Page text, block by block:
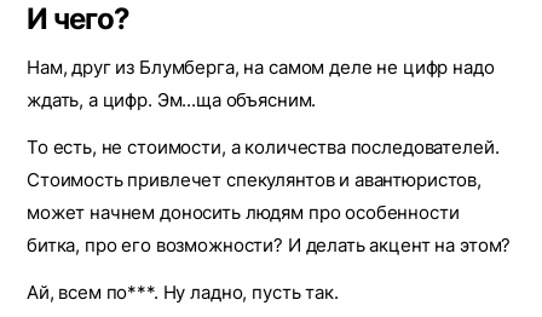
И чего?
Нам, друг из Блумберга, на самом деле не цифр надо
ждать, а цифр. Эм...ща объясним.
То есть, не стоимости, а количества последователей.
Стоимость привлечет спекулянтов и авантюристов,
может начнем доносить людям про особенности
битка, про его возможности? И делать акцент на этом?
Ай, всем по***. Ну ладно, пусть так.